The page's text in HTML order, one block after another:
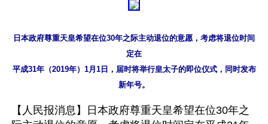
日本政府尊重天皇希望在位30年之际主动退位的意愿，考虑将退位时间
定在
平成31年（2019年）1月1日，届时将举行皇太子的即位仪式，同时发布
【人民报消息】日本政府尊重天皇希望在位30年之